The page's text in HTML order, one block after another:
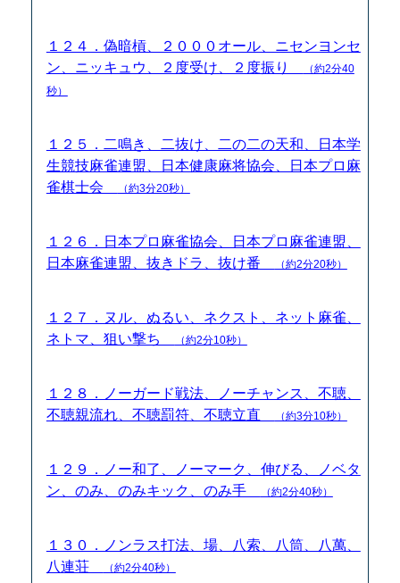
１２４．偽暗槓、２０００オール、ニセンヨンセ
ン、ニッキュウ、２度受け、２度振り
（約2分40
秒）
１２５．二鳴き、二抜け、二の二の天和、日本学
生競技麻雀連盟、日本健康麻将協会、日本プロ麻
雀棋士会
（約3分20秒）
１２６．日本プロ麻雀協会、日本プロ麻雀連盟、
日本麻雀連盟、抜きドラ、抜け番
（約2分20秒）
１２７．ヌル、ぬるい、ネクスト、ネット麻雀、
ネトマ、狙い撃ち
（約2分10秒）
１２８．ノーガード戦法、ノーチャンス、不聴、
不聴親流れ、不聴罰符、不聴立直
（約3分10秒）
１２９．ノー和了、ノーマーク、伸びる、ノベタ
ン、のみ、のみキック、のみ手
（約2分40秒）
１３０．ノンラス打法、場、八索、八筒、八萬、
八連荘
（約2分40秒）